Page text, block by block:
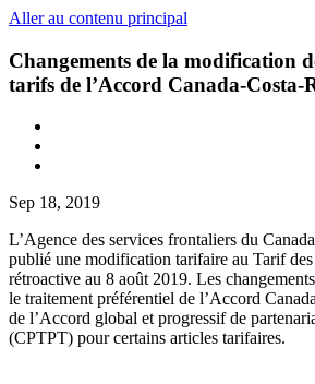
Aller au contenu principal
Changements de la modification
tarifs de l’Accord Canada-Costa-
Sep 18, 2019
L’Agence des services frontaliers du
publié une modification tarifaire au Tarif des
rétroactive au 8 août 2019. Les
le traitement préférentiel de l’Accord
de l’Accord global et progressif de
(CPTPT) pour certains articles tarifaires.